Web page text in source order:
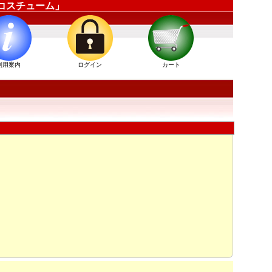
チューム」
用案内 ログイン カート